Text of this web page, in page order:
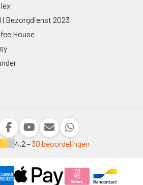
Bezorgdienst 2023
House
4,2 -30 beoordelingen